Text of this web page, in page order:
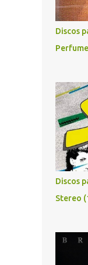
Discos
Discos
Stereo